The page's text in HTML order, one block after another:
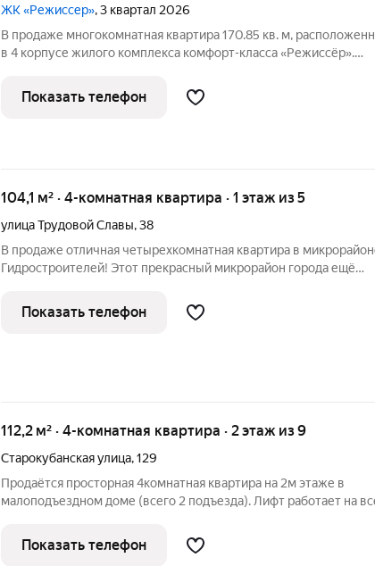
ЖК «Режиссер», 3 квартал 2026
В продаже многокомнатная квартира 170.85 кв. м,
в 4 корпусе жилого комплекса комфорт-класса «Режиссёр».
Краснодара, в 5 минутах пешком от крупного ТРЦ. Транспортная
доступность
Показать телефон
104,1 м² · 4-комнатная квартира · 1 этаж из 5
улица Трудовой Славы,38
В продаже отличная четырехкомнатная квартира в
Гидростроителей! Этот прекрасный микрорайон города ещё
полное отсутствие каких-либо промышленных зон и объектов и
нахождение в
Показать телефон
112,2 м² · 4-комнатная квартира · 2 этаж из 9
Старокубанская улица,129
Продаётся просторная 4комнатная квартира на 2м этаже в
малоподъездном доме (всего 2 подъезда). Лифт работает на
требует дополнительных вложений. О квартире: все комнаты
изолированные;
Показать телефон